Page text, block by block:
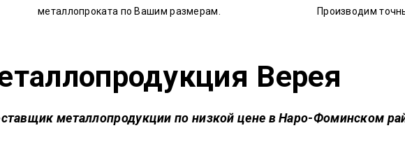
металлопроката по Вашим размерам.
Производим
Верея
металлопродукции по низкой цене в Наро-Фоминском